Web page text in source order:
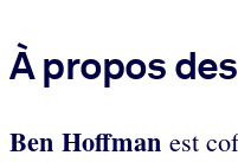
À propos
Ben Hoffman est